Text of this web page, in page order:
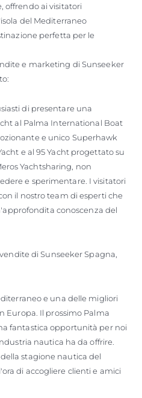
offrendo ai visitatori
del Mediterraneo
perfetta per le
e marketing di Sunseeker
di presentare una
al Palma International Boat
e unico Superhawk
e al 95 Yacht progettato su
Yachtsharing, non
e sperimentare. I visitatori
il nostro team di esperti che
conoscenza del
di Sunseeker Spagna,
e una delle migliori
Europa. Il prossimo Palma
fantastica opportunità per noi
nautica ha da offrire.
stagione nautica del
di accogliere clienti e amici